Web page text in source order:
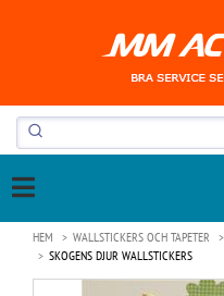
HEM WALLSTICKERS OCH TAPETER
SKOGENS DJUR WALLSTICKERS